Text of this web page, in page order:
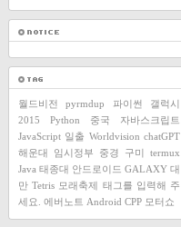
월드비전 pyrmdup 파이썬
갤럭시
2015
Python 중국
자바스크립트
JavaScript 일출 Worldvision chatGPT
해운대
임시정부 중경 구미
termux
Java 태종대 안드로이드 GALAXY 대
만 Tetris 모래축제 태그를 입력해 주
세요.
에버노트 Android CPP 모터쇼